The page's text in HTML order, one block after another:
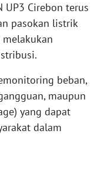
UP3 Cirebon terus
pasokan listrik
beban,
maupun
yang dapat
dalam